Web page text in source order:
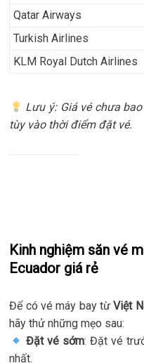
Qatar Airways
Turkish Airlines
KLM Royal Dutch Airlines
Lưu ý: Giá vé chưa
tùy vào thời điểm đặt vé.
Kinh nghiệm săn vé
Ecuador giá rẻ
Để có vé máy bay từViệt
hãy thử những mẹo sau:
Đặt vé sớm: Đặt vé
nhất.